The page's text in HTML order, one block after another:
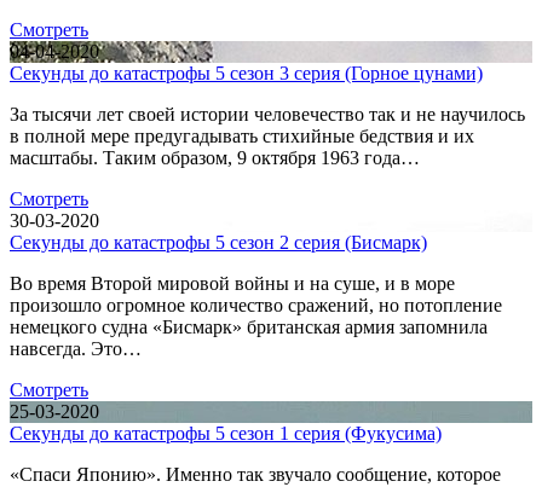
Смотреть
04-04-2020
Секунды до катастрофы 5 сезон 3 серия (Горное цунами)
За тысячи лет своей истории человечество так и не научилось
в полной мере предугадывать стихийные бедствия и их
масштабы. Таким образом, 9 октября 1963 года…
Смотреть
30-03-2020
Секунды до катастрофы 5 сезон 2 серия (Бисмарк)
Во время Второй мировой войны и на суше, и в море
произошло огромное количество сражений, но потопление
немецкого судна «Бисмарк» британская армия запомнила
навсегда. Это…
Смотреть
25-03-2020
Секунды до катастрофы 5 сезон 1 серия (Фукусима)
«Спаси Японию». Именно так звучало сообщение, которое